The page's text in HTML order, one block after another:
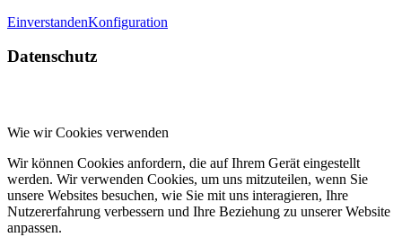
EinverstandenKonfiguration
Datenschutz
Wie wir Cookies verwenden
Wir können Cookies anfordern, die auf Ihrem Gerät eingestellt
werden. Wir verwenden Cookies, um uns mitzuteilen, wenn Sie
unsere Websites besuchen, wie Sie mit uns interagieren, Ihre
Nutzererfahrung verbessern und Ihre Beziehung zu unserer Website
anpassen.